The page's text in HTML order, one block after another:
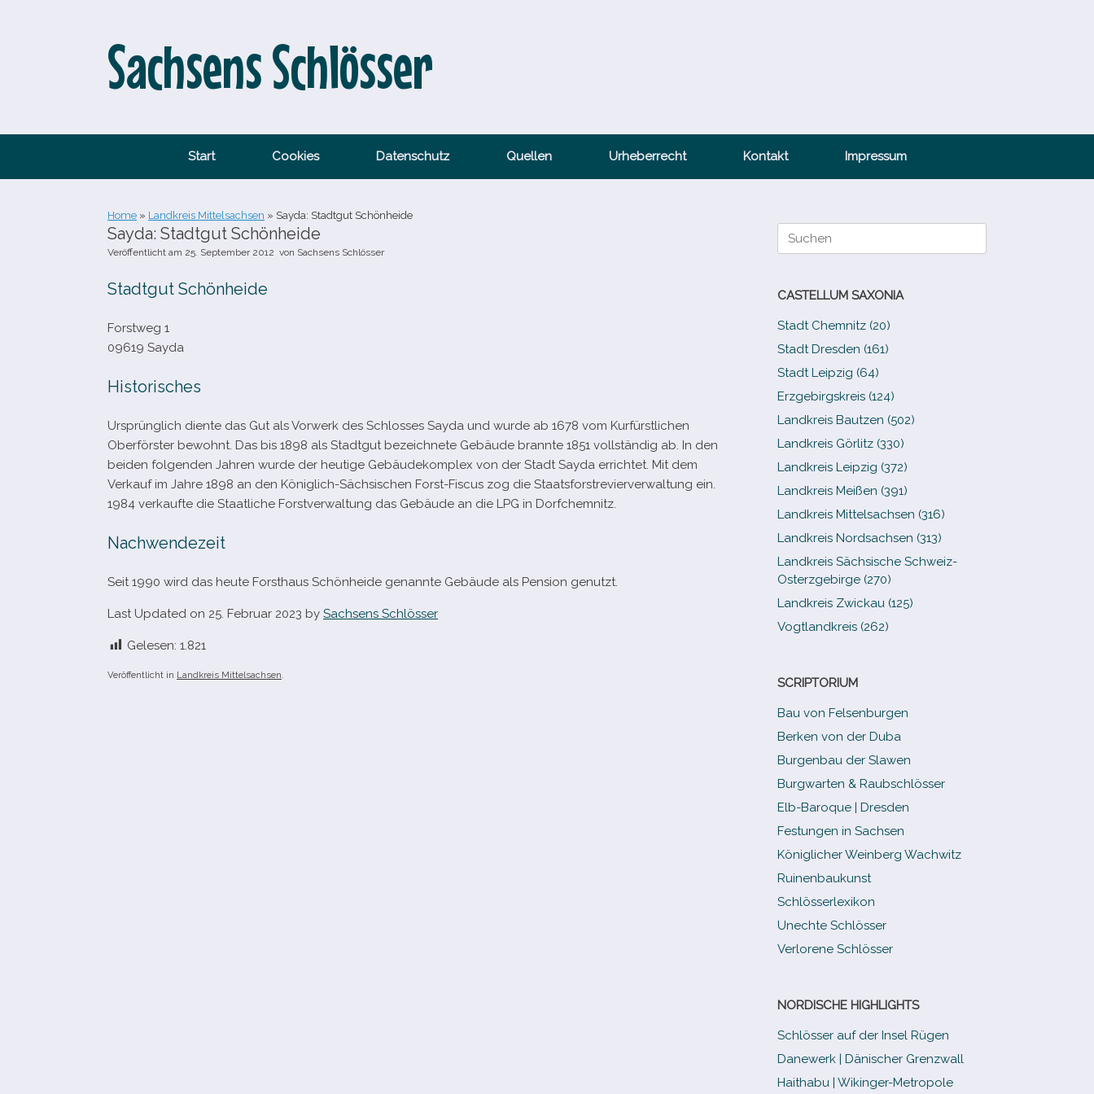
Sachsens Schlösser
Start Cookies Datenschutz Quellen Urheberrecht Kontakt Impressum
Home » Landkreis Mittelsachsen » Sayda: Stadtgut Schönheide
Sayda: Stadtgut Schönheide
Veröffentlicht am 25. September 2012 von Sachsens Schlösser
Stadtgut Schönheide
Forstweg 1
09619 Sayda
Historisches
Ursprünglich diente das Gut als Vorwerk des Schlosses Sayda und wurde ab 1678 vom Kurfürstlichen
Oberförster bewohnt. Das bis 1898 als Stadtgut bezeich­nete Gebäude brannte 1851 voll­stän­dig ab. In den
bei­den fol­gen­den Jahren wurde der heu­tige Gebäudekomplex von der Stadt Sayda errich­tet. Mit dem
Verkauf im Jahre 1898 an den Königlich-​Sächsischen Forst-​Fiscus zog die Staatsforstrevierverwaltung ein.
1984 ver­kaufte die Staatliche Forstverwaltung das Gebäude an die LPG in Dorfchemnitz.
Nachwendezeit
Seit 1990 wird das heute Forsthaus Schönheide genannte Gebäude als Pension genutzt.
Last Updated on 25. Februar 2023 by Sachsens Schlösser
Gelesen: 1.821
Veröffentlicht in Landkreis Mittelsachsen
Suche
nach:
CASTELLUM SAXONIA
Stadt Chemnitz (20)
Stadt Dresden (161)
Stadt Leipzig (64)
Erzgebirgskreis (124)
Landkreis Bautzen (502)
Landkreis Görlitz (330)
Landkreis Leipzig (372)
Landkreis Meißen (391)
Landkreis Mittelsachsen (316)
Landkreis Nordsachsen (313)
Landkreis Sächsische Schweiz-​
Osterzgebirge (270)
Landkreis Zwickau (125)
Vogtlandkreis (262)
SCRIPTORIUM
Bau von Felsenburgen
Berken von der Duba
Burgenbau der Slawen
Burgwarten & Raubschlösser
Elb-​Baroque | Dresden
Festungen in Sachsen
Königlicher Weinberg Wachwitz
Ruinenbaukunst
Schlösserlexikon
Unechte Schlösser
Verlorene Schlösser
NORDISCHE HIGHLIGHTS
Schlösser auf der Insel Rügen
Danewerk | Dänischer Grenzwall
Haithabu | Wikinger-Metropole